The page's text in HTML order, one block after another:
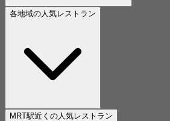
各地域の人気レストラン
MRT駅近くの人気レストラン